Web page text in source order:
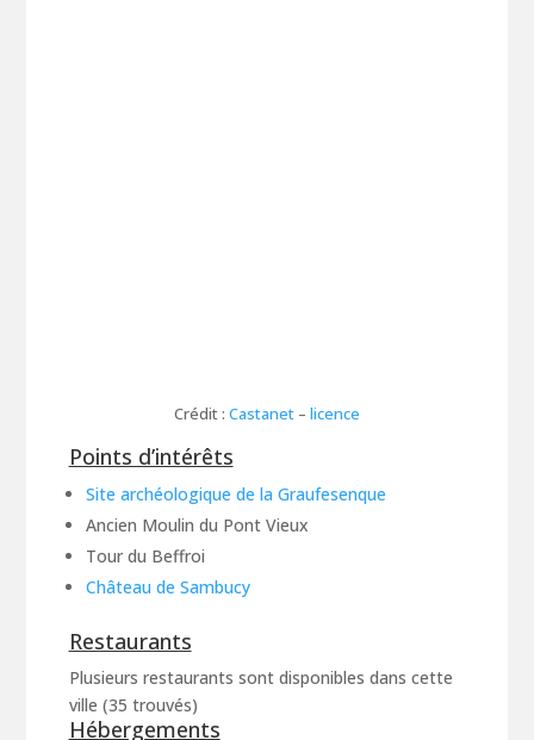
Crédit : Castanet – licence
Points d’intérêts
Site archéologique de la Graufesenque
Ancien Moulin du Pont Vieux
Tour du Beffroi
Château de Sambucy
Restaurants
Plusieurs restaurants sont disponibles dans cette
ville (35 trouvés)
Hébergements